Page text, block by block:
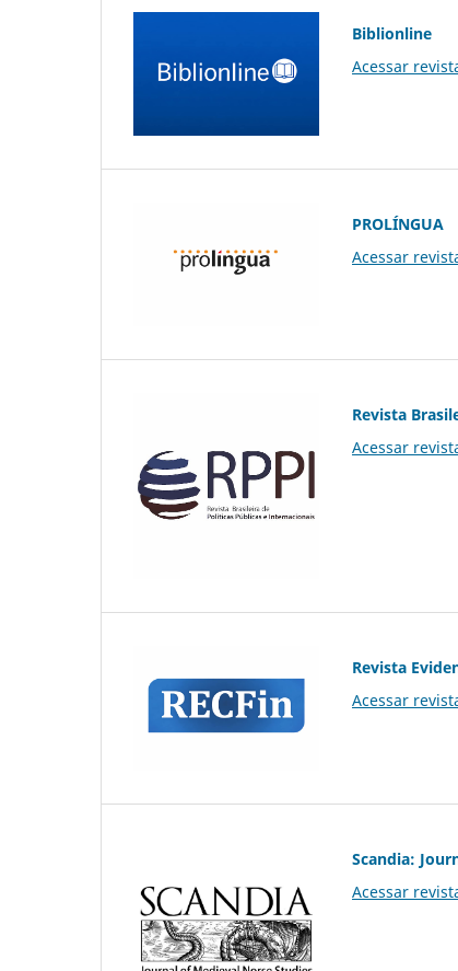
Biblionline
Acessar
PROLÍNGUA
Acessar
Revista
Acessar
Revista
Acessar
Scandia:
Acessar